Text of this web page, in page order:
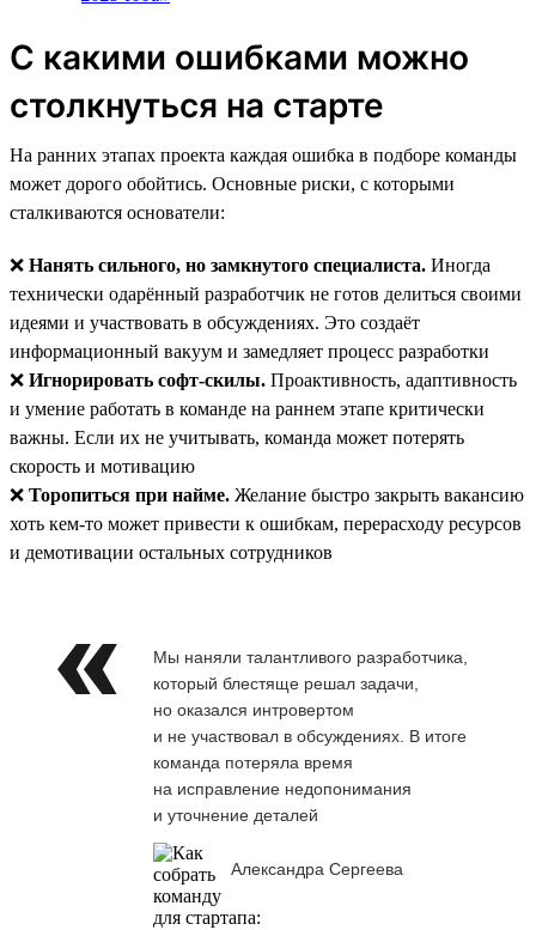
С какими ошибками можно
столкнуться на старте
На ранних этапах проекта каждая ошибка в подборе команды
может дорого обойтись. Основные риски, с которыми
сталкиваются основатели:
❌ Нанять сильного, но замкнутого специалиста. Иногда
технически одарённый разработчик не готов делиться своими
идеями и участвовать в обсуждениях. Это создаёт
информационный вакуум и замедляет процесс разработки
❌ Игнорировать софт-скилы. Проактивность, адаптивность
и умение работать в команде на раннем этапе критически
важны. Если их не учитывать, команда может потерять
скорость и мотивацию
❌ Торопиться при найме. Желание быстро закрыть вакансию
хоть кем-то может привести к ошибкам, перерасходу ресурсов
и демотивации остальных сотрудников
Мы наняли талантливого разработчика,
который блестяще решал задачи,
но оказался интровертом
и не участвовал в обсуждениях. В итоге
команда потеряла время
на исправление недопонимания
и уточнение деталей
Александра Сергеева